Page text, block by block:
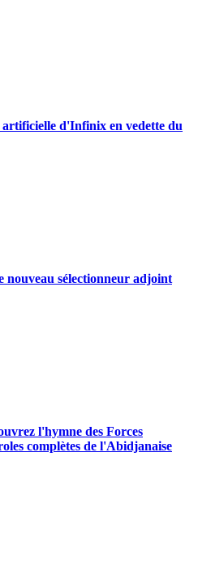
d'Infinix en vedette du
nouveau sélectionneur adjoint
l'hymne des Forces
complètes de l'Abidjanaise